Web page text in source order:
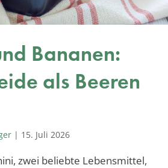
Bananen:
als Beeren
| 15. Juli 2026
zwei beliebte Lebensmittel,